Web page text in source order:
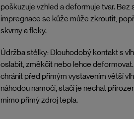
poškuzuje vzhled a deformuje tvar. Bez
impregnace se kůže může zkroutit,
skvrny a fleky.
Údržba stélky: Dlouhodobý kontakt s
oslabit, změkčit nebo lehce
chránit před přímým vystavením větší
náhodou namočí, stačí je nechat
mimo přímý zdroj tepla.